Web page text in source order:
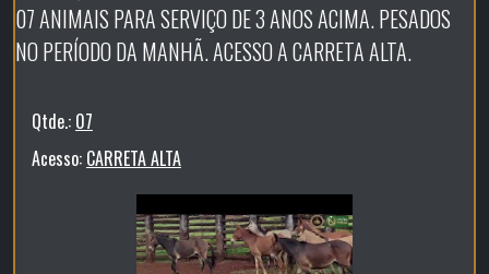
07 ANIMAIS PARA SERVIÇO DE 3 ANOS ACIMA. PESADOS
NO PERÍODO DA MANHÃ. ACESSO A CARRETA ALTA.
Qtde.: 07
Acesso: CARRETA ALTA